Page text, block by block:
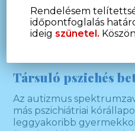
eltérés a három
egyikében sem, vagy
mentális zavarral jár,
Társuló pszichés
Az autizmus
más pszichiátriai
leggyakoribb
Rendelésem
időpontfoglalás
ideig szünetel.